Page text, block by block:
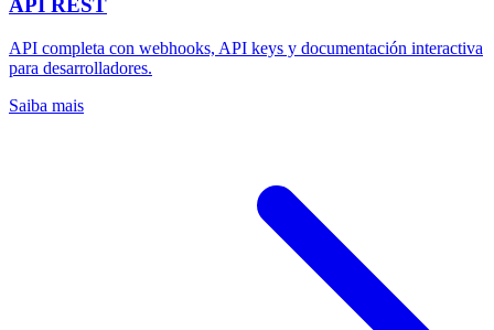
API REST
API completa con webhooks, API keys y documentación interactiva
para desarrolladores.
Saiba mais